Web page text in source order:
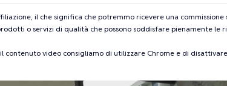
il che significa che potremmo ricevere una commissione
o servizi di qualità che possono soddisfare pienamente le
video consigliamo di utilizzare Chrome e di